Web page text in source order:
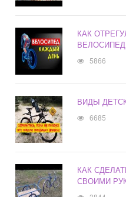
КАК
5866
ВИДЫ
6685
КАК
СВОИМИ